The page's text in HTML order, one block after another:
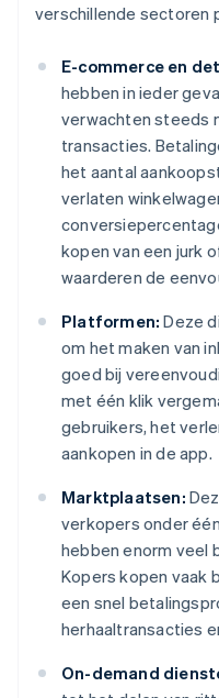
verschillende sectoren
E-commerce en
hebben in ieder
verwachten steeds
transacties.
het aantal
verlaten
kopen van een jurk
waarderen de
Platformen: Deze
om het maken van
goed bij
met één klik
gebruikers, het
aankopen in de app.
Marktplaatsen:
verkopers onder
hebben enorm veel
Kopers kopen vaak
een snel
herhaaltransacties
On-demand